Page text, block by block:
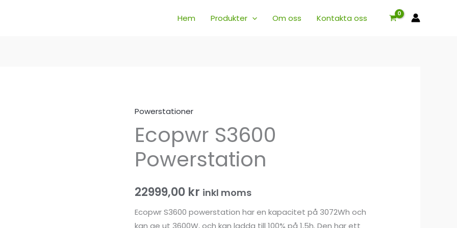
Hem Produkter Om oss Kontakta oss
Powerstationer
Ecopwr S3600
Powerstation
22999,00 kr inkl moms
Ecopwr S3600 powerstation har en kapacitet på 3072Wh och
kan ge ut 3600W, och kan ladda till 100% på 1,5h. Den har ett
Ecopwr
S3600
Powerstation
mängd